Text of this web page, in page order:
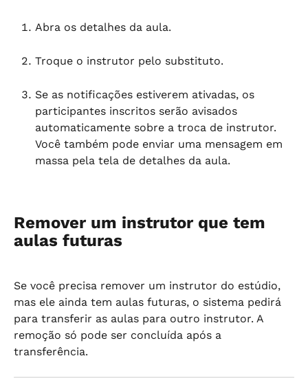
Abra os detalhes da aula.
Troque o instrutor pelo substituto.
Se as notificações estiverem ativadas, os
participantes inscritos serão avisados
automaticamente sobre a troca de instrutor.
Você também pode enviar uma mensagem em
massa pela tela de detalhes da aula.
Remover um instrutor que tem
aulas futuras
Se você precisa remover um instrutor do estúdio,
mas ele ainda tem aulas futuras, o sistema pedirá
para transferir as aulas para outro instrutor. A
remoção só pode ser concluída após a
transferência.